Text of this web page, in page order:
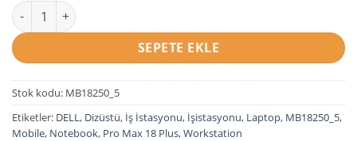
DELL Pro Max 18 Plus Mobil İş İstasyonu U9 64/1TB P5000 adet
SEPETE EKLE
Stok kodu: MB18250_5
Etiketler: DELL, Dizüstü, İş İstasyonu, İşistasyonu, Laptop, MB18250_5,
Mobile, Notebook, Pro Max 18 Plus,Workstation